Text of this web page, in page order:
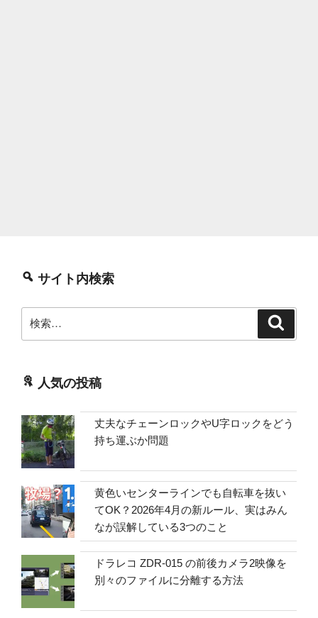
サイト内検索
索:
人気の投稿
丈夫なチェーンロックやU字ロックをどう
持ち運ぶか問題
黄色いセンターラインでも自転車を抜い
てOK？2026年4月の新ルール、実はみん
なが誤解している3つのこと
ドラレコ ZDR-015 の前後カメラ2映像を
別々のファイルに分離する方法